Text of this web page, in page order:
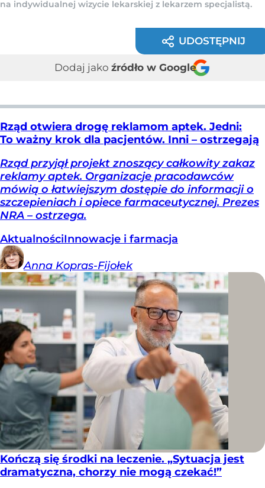
na indywidualnej wizycie lekarskiej z lekarzem specjalistą.
UDOSTĘPNIJ
Dodaj jako źródło w Google
Rząd otwiera drogę reklamom aptek. Jedni:
To ważny krok dla pacjentów. Inni – ostrzegają
Rząd przyjął projekt znoszący całkowity zakaz
reklamy aptek. Organizacje pracodawców
mówią o łatwiejszym dostępie do informacji o
szczepieniach i opiece farmaceutycznej. Prezes
NRA – ostrzega.
AktualnościInnowacje i farmacja
Anna Kopras-Fijołek
Kończą się środki na leczenie. „Sytuacja jest
dramatyczna, chorzy nie mogą czekać!”